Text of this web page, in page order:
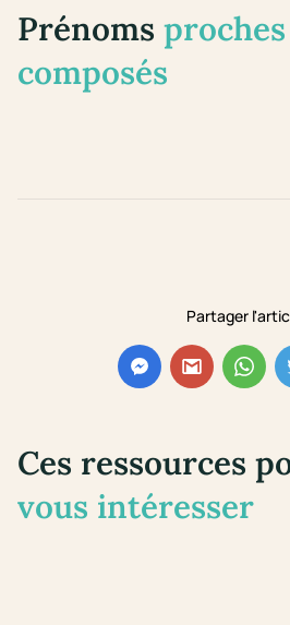
Partager
Prénoms
composés
Ces ressources
vous intéresser